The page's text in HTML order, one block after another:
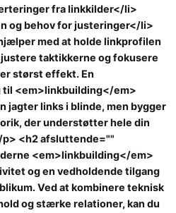
fra linkkilder</li>
og behov for justeringer</li>
med at holde linkprofilen
taktikkerne og fokusere
størst effekt. En
<em>linkbuilding</em>
jagter links i blinde, men bygger
der understøtter hele din
<h2 afsluttende=""
<em>linkbuilding</em>
og en vedholdende tilgang
Ved at kombinere teknisk
og stærke relationer, kan du